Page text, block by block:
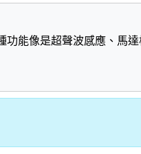
功能像是超聲波感應、馬